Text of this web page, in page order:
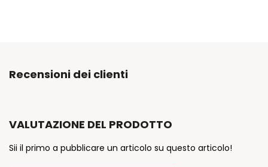
Recensioni dei clienti
VALUTAZIONE DEL PRODOTTO
Sii il primo a pubblicare un articolo su questo articolo!